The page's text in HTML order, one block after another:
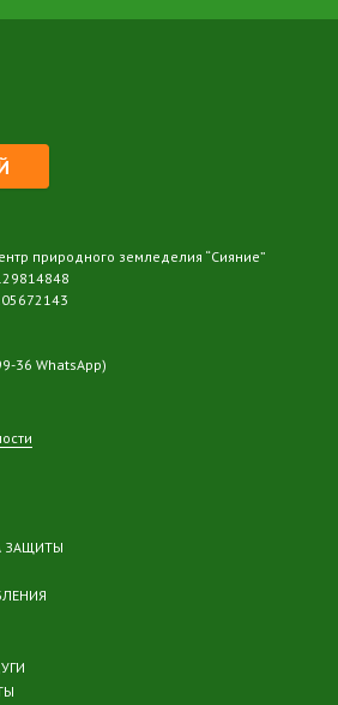
природного земледелия “Сияние”
36 WhatsApp)
ЗАЩИТЫ